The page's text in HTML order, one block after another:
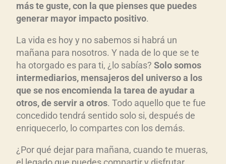
más te guste, con la que pienses que puedes
generar mayor impacto positivo.
La vida es hoy y no sabemos si habrá un
mañana para nosotros. Y nada de lo que se te
ha otorgado es para ti, ¿lo sabías? Solo somos
intermediarios, mensajeros del universo a los
que se nos encomienda la tarea de ayudar a
otros, de servir a otros. Todo aquello que te fue
concedido tendrá sentido solo si, después de
enriquecerlo, lo compartes con los demás.
¿Por qué dejar para mañana, cuando te mueras,